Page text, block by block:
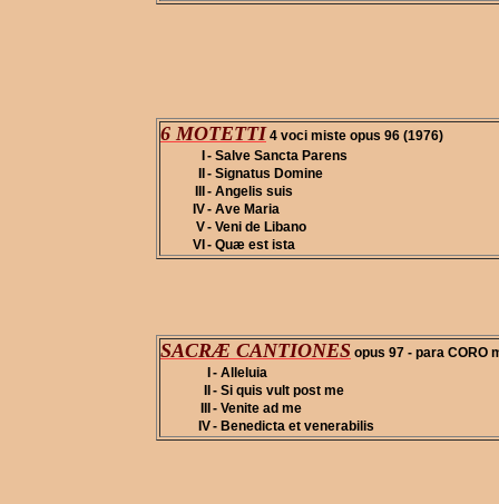
6 MOTETTI 4 voci miste opus 96 (1976)
- Salve Sancta Parens
- Signatus Domine
- Angelis suis
IV- Ave Maria
V- Veni de Libano
VI - Quæ est ista
SACRÆ CANTIONES opus 97 - para CORO
- Alleluia
- Si quis vult post me
- Venite ad me
IV- Benedicta et venerabilis